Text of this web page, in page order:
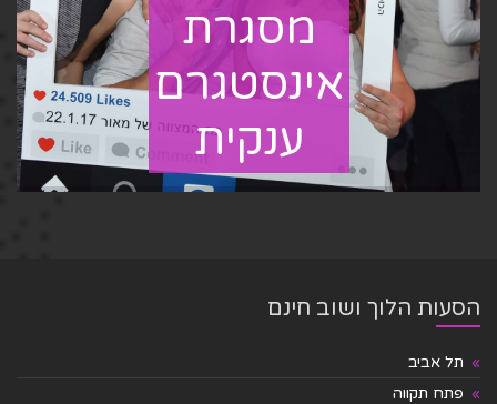
מסגרת
אינסטגרם
ענקית
הסעות הלוך ושוב חינם
תל אביב
פתח תקווה